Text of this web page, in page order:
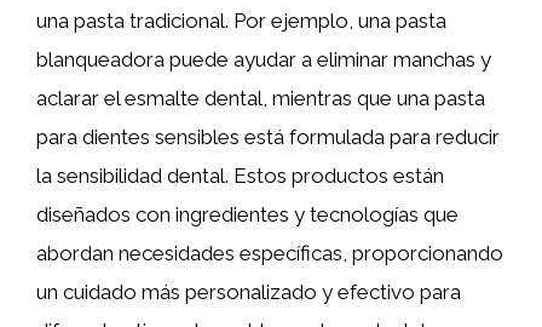
una pasta tradicional. Por ejemplo, una pasta
blanqueadora puede ayudar a eliminar manchas y
aclarar el esmalte dental, mientras que una pasta
para dientes sensibles está formulada para reducir
la sensibilidad dental. Estos productos están
diseñados con ingredientes y tecnologías que
abordan necesidades específicas, proporcionando
un cuidado más personalizado y efectivo para